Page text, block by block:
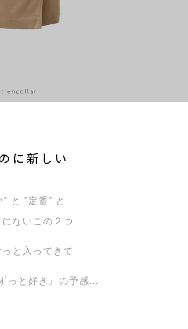
に新しい
と ”定番” と
ないこの２つ
と入ってきて
っと好き』の予感...